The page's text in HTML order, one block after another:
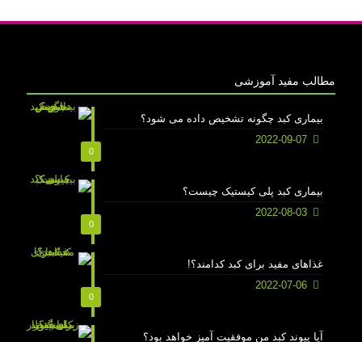
مطالب مفید آموزشی
0
بیماری کبد چگونه تشخیص داده می شود؟
2022-09-07
0
بیماری کبد پلی کیستیک چیست؟
2022-08-03
0
غذاهای مفید برای کبد کدامند؟!
2022-07-06
آیا پیوند کبد من موفقیت آمیز خواهد بود؟